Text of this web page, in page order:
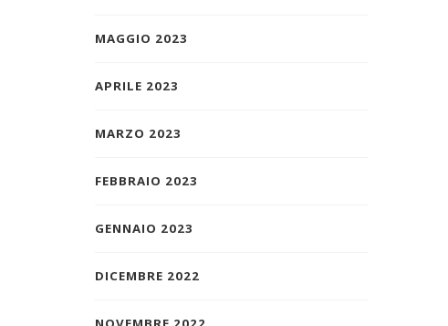
MAGGIO 2023
APRILE 2023
MARZO 2023
FEBBRAIO 2023
GENNAIO 2023
DICEMBRE 2022